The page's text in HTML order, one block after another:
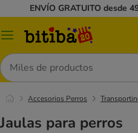
ENVÍO GRATUITO desde
Menú
Buscar
Accesorios Perros
Jaulas para perros